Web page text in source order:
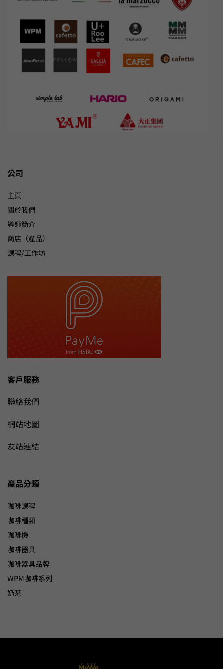
公司
主頁
關於我們
導師簡介
商店（產品）
課程/工作坊
客戶服務
聯絡我們
網站地圖
友站連結
產品分類
咖啡課程
咖啡種類
咖啡機
咖啡器具
咖啡器具品牌
WPM咖啡系列
奶茶